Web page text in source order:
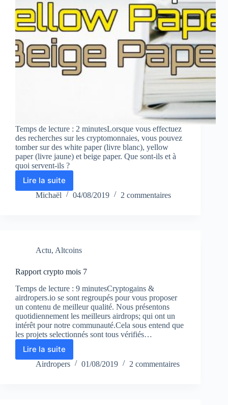
Temps de lecture : 2 minutesLorsque vous effectuez
des recherches sur les cryptomonnaies, vous pouvez
tomber sur des white paper (livre blanc), yellow
paper (livre jaune) et beige paper. Que sont-ils et à
quoi servent-ils ?
Lire la suite
White
Paper,
:
différences
Michaël 04/08/2019 2 commentaires
Actu, Altcoins
Rapport crypto mois 7
Temps de lecture : 9 minutesCryptogains &
airdropers.io se sont regroupés pour vous proposer
un contenu de meilleur qualité. Nous présentons
quotidiennement les meilleurs airdrops; qui ont un
intérêt pour notre communauté.Cela sous entend que
les projets selectionnés sont tous vérifiés…
Lire la suite
Rapport
crypto
Airdropers 01/08/2019 2 commentaires